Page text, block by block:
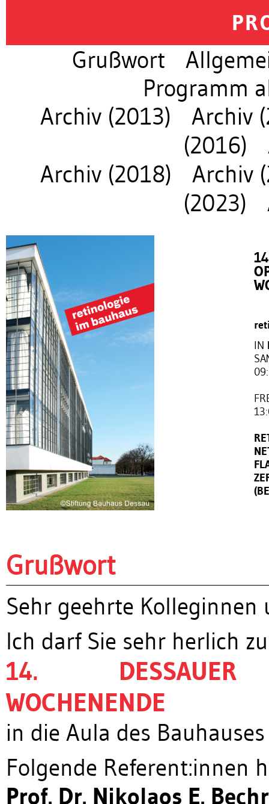
Grußwort
Programm
Archiv (2013)
Archiv
(2016)
Archiv (2018)
Archiv
(2023)
IN
Grußwort
Sehr geehrte Kolleginnen
Ich darf Sie sehr herlich
14. DESSAUER
WOCHENENDE
in die Aula des
Folgende Referent:innen
Prof. Dr. Nikolaos E.